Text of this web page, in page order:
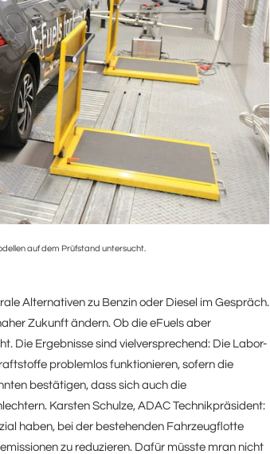
auf dem Prüfstand untersucht.
Alternativen zu Benzin oder Diesel im Gespräch.
Zukunft ändern. Ob die eFuels aber
Die Ergebnisse sind vielversprechend: Die Labor-
problemlos funktionieren, sofern die
bestätigen, dass sich auch die
Karsten Schulze, ADAC Technikpräsident:
haben, bei der bestehenden Fahrzeugflotte
zu reduzieren. Dafür müsste mran nicht